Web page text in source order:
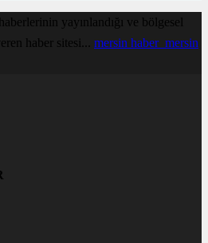
yayınlandığı ve bölgesel
haber sitesi... mersin haber mersin